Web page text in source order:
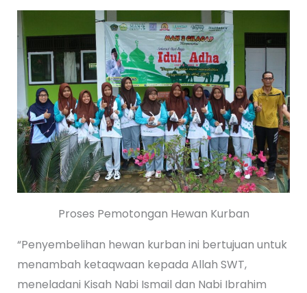
Proses Pemotongan Hewan Kurban
“Penyembelihan hewan kurban ini bertujuan untuk
menambah ketaqwaan kepada Allah SWT,
meneladani Kisah Nabi Ismail dan Nabi Ibrahim